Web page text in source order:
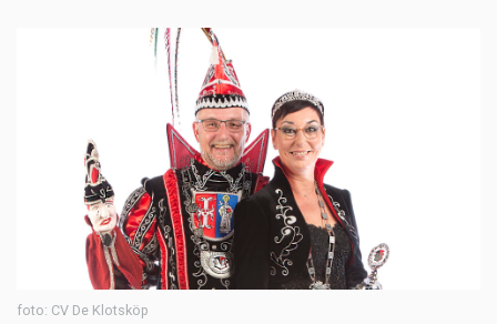
foto: CV De Klotsköp